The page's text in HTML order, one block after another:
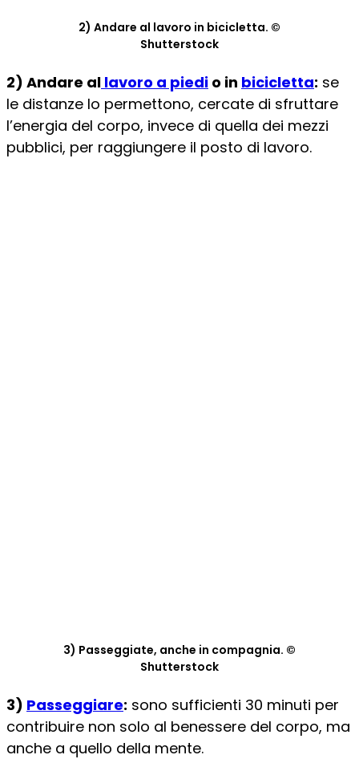
2) Andare al lavoro in bicicletta. ©
Shutterstock
2) Andare al lavoro a piedi o in bicicletta: se
le distanze lo permettono, cercate di sfruttare
l’energia del corpo, invece di quella dei mezzi
pubblici, per raggiungere il posto di lavoro.
3) Passeggiate, anche in compagnia. ©
Shutterstock
3) Passeggiare: sono sufficienti 30 minuti per
contribuire non solo al benessere del corpo, ma
anche a quello della mente.